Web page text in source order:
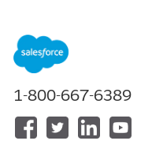
Leer hoe u de
oplost en controleert.
Beoordeling Realtime
Leer hoe u events
1-800-667-6389